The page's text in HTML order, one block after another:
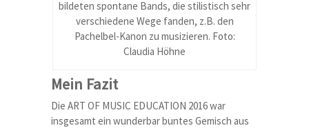
bildeten spontane Bands, die stilistisch sehr
verschiedene Wege fanden, z.B. den
Pachelbel-Kanon zu musizieren. Foto:
Claudia Höhne
Mein Fazit
Die ART OF MUSIC EDUCATION 2016 war
insgesamt ein wunderbar buntes Gemisch aus